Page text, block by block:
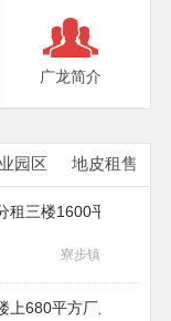
广龙简介
园区 地皮租售
租三楼1600平方带地
寮步镇
上680平方厂房出租现